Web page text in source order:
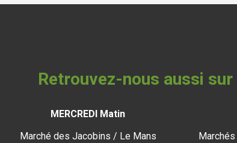
Retrouvez-nous aussi
MERCREDI Matin
Marché des Jacobins / Le Mans
Marchés